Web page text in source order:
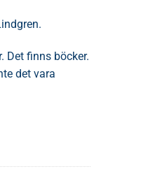
Det finns böcker.
det vara